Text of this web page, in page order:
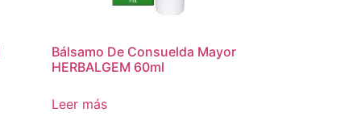
Bálsamo De Consuelda Mayor
HERBALGEM 60ml
Leer más